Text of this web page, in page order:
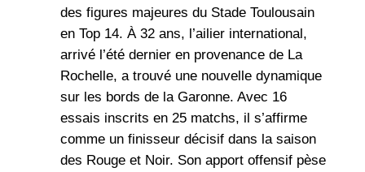
des figures majeures du Stade Toulousain
en Top 14. À 32 ans, l’ailier international,
arrivé l’été dernier en provenance de La
Rochelle, a trouvé une nouvelle dynamique
sur les bords de la Garonne. Avec 16
essais inscrits en 25 matchs, il s’affirme
comme un finisseur décisif dans la saison
des Rouge et Noir. Son apport offensif pèse